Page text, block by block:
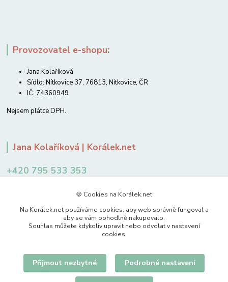
Provozovatel e-shopu:
Jana Kolaříková
Sídlo: Nítkovice 37, 76813, Nítkovice, ČR
IČ: 74360949
Nejsem plátce DPH.
Jana Kolaříková | Korálek.net
+420 795 533 353
Upravit sběr cookies.
🍪 Cookies na Korálek.net
Na Korálek.net používáme cookies, aby web správně fungoval a
aby se vám pohodlně nakupovalo.
Souhlas můžete kdykoliv upravit nebo odvolat v nastavení
cookies.
Přijmout nezbytné Podrobné nastavení